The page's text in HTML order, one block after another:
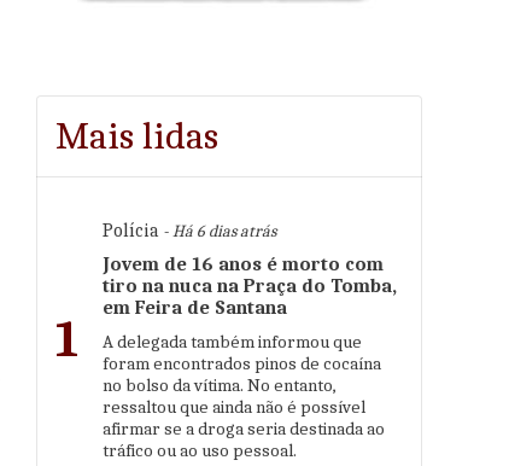
Mais lidas
1
Polícia - Há 6 dias atrás
Jovem de 16 anos é morto com
tiro na nuca na Praça do Tomba,
em Feira de Santana
A delegada também informou que
foram encontrados pinos de cocaína
no bolso da vítima. No entanto,
ressaltou que ainda não é possível
afirmar se a droga seria destinada ao
tráfico ou ao uso pessoal.